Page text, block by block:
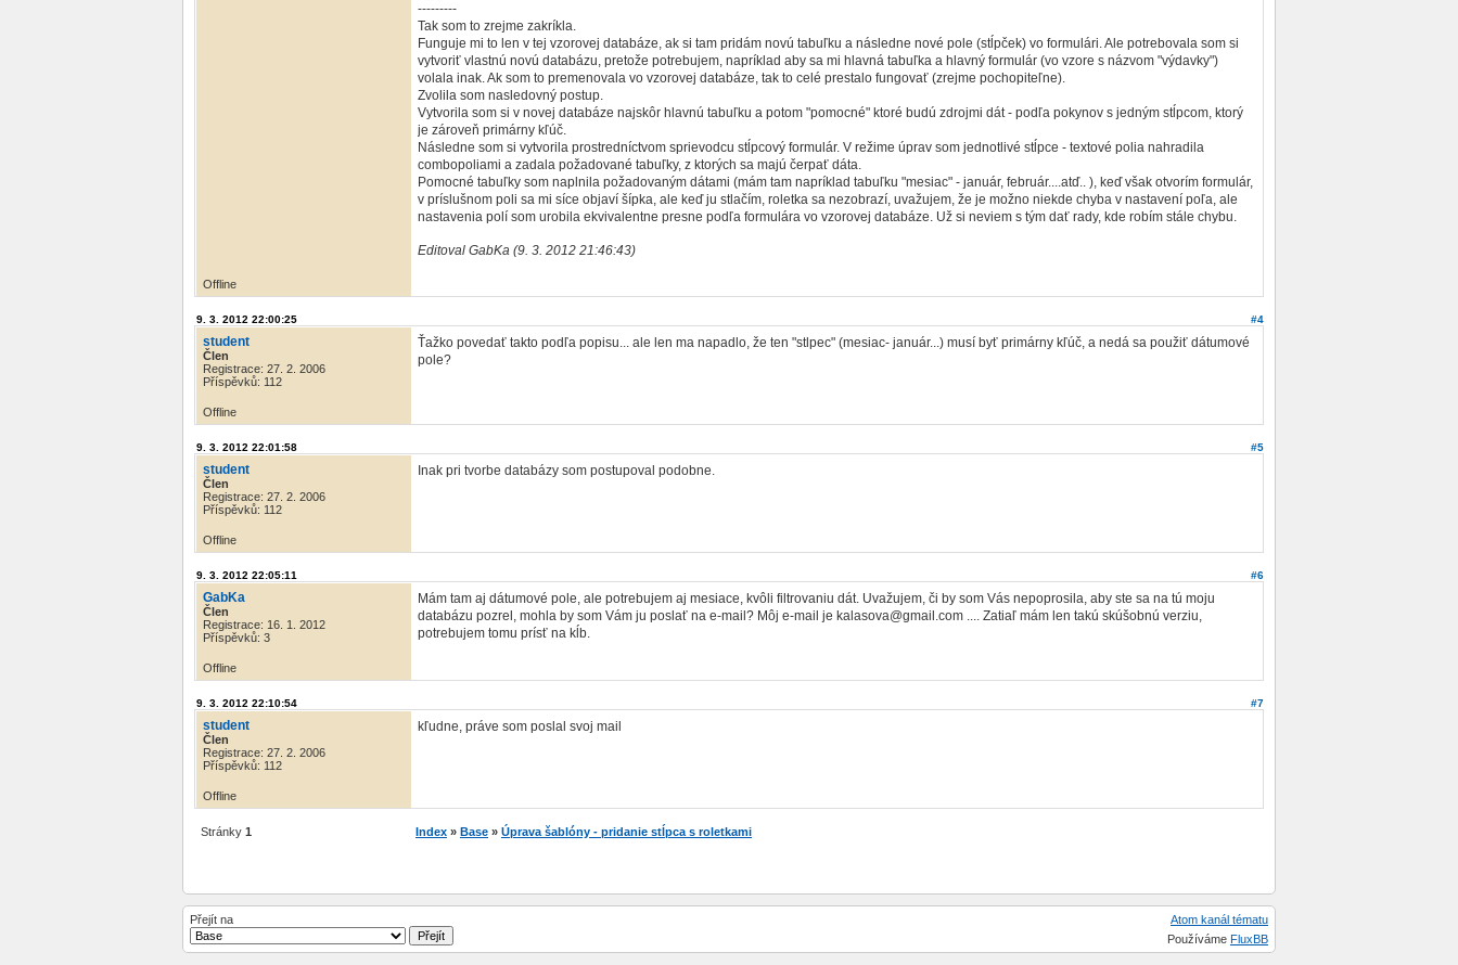
---------
Tak som to zrejme zakríkla.
Funguje mi to len v tej vzorovej databáze, ak si tam pridám novú tabuľku a následne nové pole (stĺpček) vo formulári. Ale potrebovala som si
vytvoriť vlastnú novú databázu, pretože potrebujem, napríklad aby sa mi hlavná tabuľka a hlavný formulár (vo vzore s názvom "výdavky")
volala inak. Ak som to premenovala vo vzorovej databáze, tak to celé prestalo fungovať (zrejme pochopiteľne).
Zvolila som nasledovný postup.
Vytvorila som si v novej databáze najskôr hlavnú tabuľku a potom "pomocné" ktoré budú zdrojmi dát - podľa pokynov s jedným stĺpcom, ktorý
je zároveň primárny kľúč.
Následne som si vytvorila prostredníctvom sprievodcu stĺpcový formulár. V režime úprav som jednotlivé stĺpce - textové polia nahradila
combopoliami a zadala požadované tabuľky, z ktorých sa majú čerpať dáta.
Pomocné tabuľky som naplnila požadovaným dátami (mám tam napríklad tabuľku "mesiac" - január, február....atď.. ), keď však otvorím formulár,
v príslušnom poli sa mi síce objaví šípka, ale keď ju stlačím, roletka sa nezobrazí, uvažujem, že je možno niekde chyba v nastavení poľa, ale
nastavenia polí som urobila ekvivalentne presne podľa formulára vo vzorovej databáze. Už si neviem s tým dať rady, kde robím stále chybu.
Editoval GabKa (9. 3. 2012 21:46:43)
Offline
#4
9. 3. 2012 22:00:25
student
Člen
Registrace: 27. 2. 2006
Příspěvků: 112
Ťažko povedať takto podľa popisu... ale len ma napadlo, že ten "stlpec" (mesiac- január...) musí byť primárny kľúč, a nedá sa použiť dátumové
pole?
Offline
#5
9. 3. 2012 22:01:58
student
Člen
Registrace: 27. 2. 2006
Příspěvků: 112
Inak pri tvorbe databázy som postupoval podobne.
Offline
#6
9. 3. 2012 22:05:11
GabKa
Člen
Registrace: 16. 1. 2012
Příspěvků: 3
Mám tam aj dátumové pole, ale potrebujem aj mesiace, kvôli filtrovaniu dát. Uvažujem, či by som Vás nepoprosila, aby ste sa na tú moju
databázu pozrel, mohla by som Vám ju poslať na e-mail? Môj e-mail je kalasova@gmail.com .... Zatiaľ mám len takú skúšobnú verziu,
potrebujem tomu prísť na kĺb.
Offline
#7
9. 3. 2012 22:10:54
student
Člen
Registrace: 27. 2. 2006
Příspěvků: 112
kľudne, práve som poslal svoj mail
Offline
Stránky 1 Index » Base » Úprava šablóny - pridanie stĺpca s roletkami
Přejít na
Atom kanál tématu
Používáme FluxBB